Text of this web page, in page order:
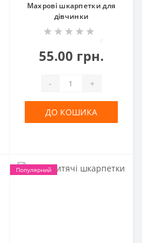
Махрові шкарпетки для
дівчинки
55.00 грн.
- +
ДО КОШИКА
Популярний